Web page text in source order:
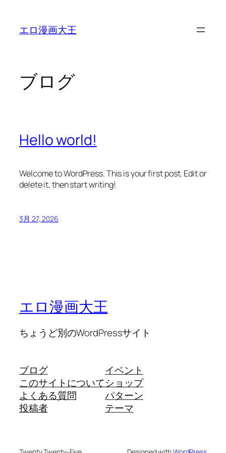
エロ漫画大王
ブログ
Hello world!
Welcome to WordPress. This is your first post. Edit or
delete it, then start writing!
3月 27, 2026
エロ漫画大王
ちょうど別のWordPressサイト
ブログ
このサイトについて
よくある質問
投稿者
イベント
ショップ
パターン
テーマ